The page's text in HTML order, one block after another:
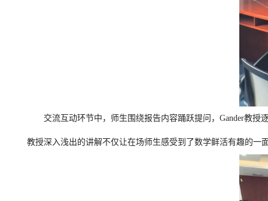
交流互动环节中，师生围绕报告内容踊跃提问，Gander教
教授深入浅出的讲解不仅让在场师生感受到了数学鲜活有趣的